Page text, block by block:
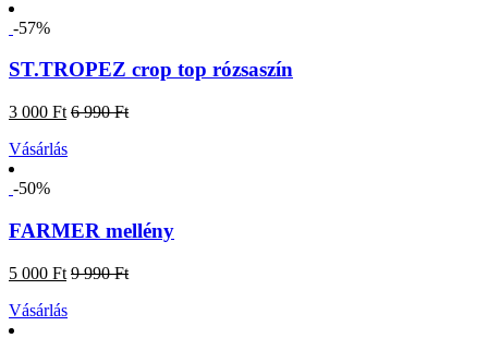
-57%
ST.TROPEZ crop top rózsaszín
3 000 Ft 6 990 Ft
Vásárlás
-50%
FARMER mellény
5 000 Ft 9 990 Ft
Vásárlás